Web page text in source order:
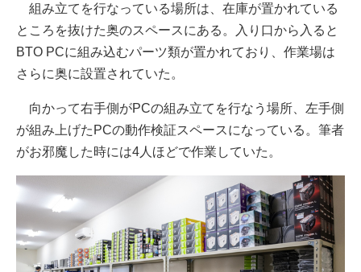
組み立てを行なっている場所は、在庫が置かれている
ところを抜けた奥のスペースにある。入り口から入ると
BTO PCに組み込むパーツ類が置かれており、作業場は
さらに奥に設置されていた。
向かって右手側がPCの組み立てを行なう場所、左手側
が組み上げたPCの動作検証スペースになっている。筆者
がお邪魔した時には4人ほどで作業していた。